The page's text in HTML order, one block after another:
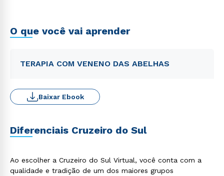
O que você vai aprender
TERAPIA COM VENENO DAS ABELHAS
Baixar Ebook
Diferenciais Cruzeiro do Sul
Ao escolher a Cruzeiro do Sul Virtual, você conta com a
qualidade e tradição de um dos maiores grupos